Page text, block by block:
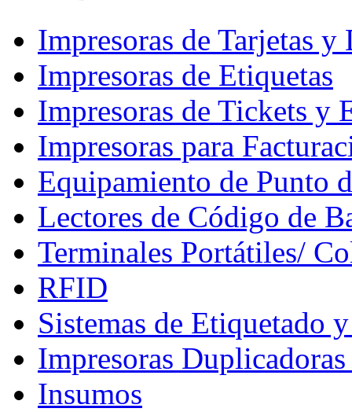
Impresoras de Tarjetas y
Impresoras de Etiquetas
Impresoras de Tickets y
Impresoras para
Equipamiento de Punto
Lectores de Código de
Terminales Portátiles/
RFID
Sistemas de Etiquetado
Impresoras
Insumos